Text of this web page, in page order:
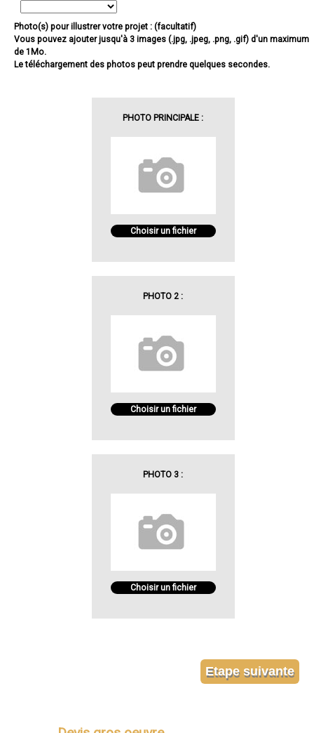
Photo(s) pour illustrer votre projet : (facultatif)
Vous pouvez ajouter jusqu'à 3 images (.jpg, .jpeg, .png, .gif) d'un maximum
de 1Mo.
Le téléchargement des photos peut prendre quelques secondes.
PHOTO PRINCIPALE :
Choisir un fichier
PHOTO 2 :
Choisir un fichier
PHOTO 3 :
Choisir un fichier